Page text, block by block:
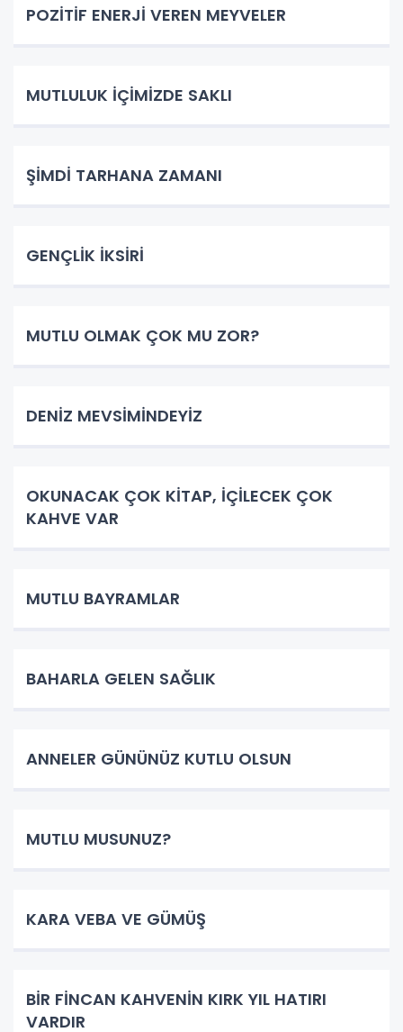
POZİTİF ENERJİ VEREN MEYVELER
MUTLULUK İÇİMİZDE SAKLI
ŞİMDİ TARHANA ZAMANI
GENÇLİK İKSİRİ
MUTLU OLMAK ÇOK MU ZOR?
DENİZ MEVSİMİNDEYİZ
OKUNACAK ÇOK KİTAP, İÇİLECEK ÇOK
KAHVE VAR
MUTLU BAYRAMLAR
BAHARLA GELEN SAĞLIK
ANNELER GÜNÜNÜZ KUTLU OLSUN
MUTLU MUSUNUZ?
KARA VEBA VE GÜMÜŞ
BİR FİNCAN KAHVENİN KIRK YIL HATIRI
VARDIR